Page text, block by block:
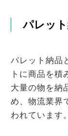
パレッ
パレット納品
トに商品を
大量の物を納
め、物流業界
われています。